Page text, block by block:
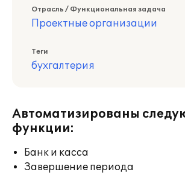
Отрасль / Функциональная задача
Проектные организации
Теги
бухгалтерия
Автоматизированы
функции:
Банк и касса
Завершение периода